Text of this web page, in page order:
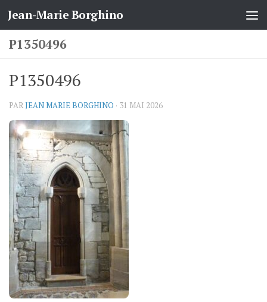
Skip to content
Jean-Marie Borghino
P1350496
P1350496
PARJEAN MARIE BORGHINO · 31 MAI 2026